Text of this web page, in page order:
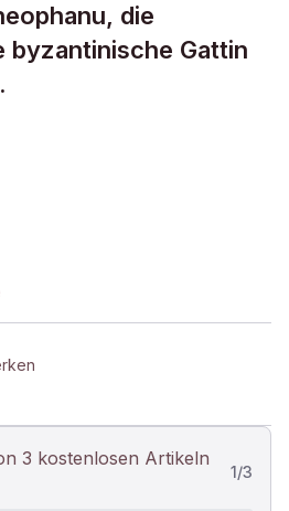
die
byzantinische Gattin
3 kostenlosen Artikeln
1/3